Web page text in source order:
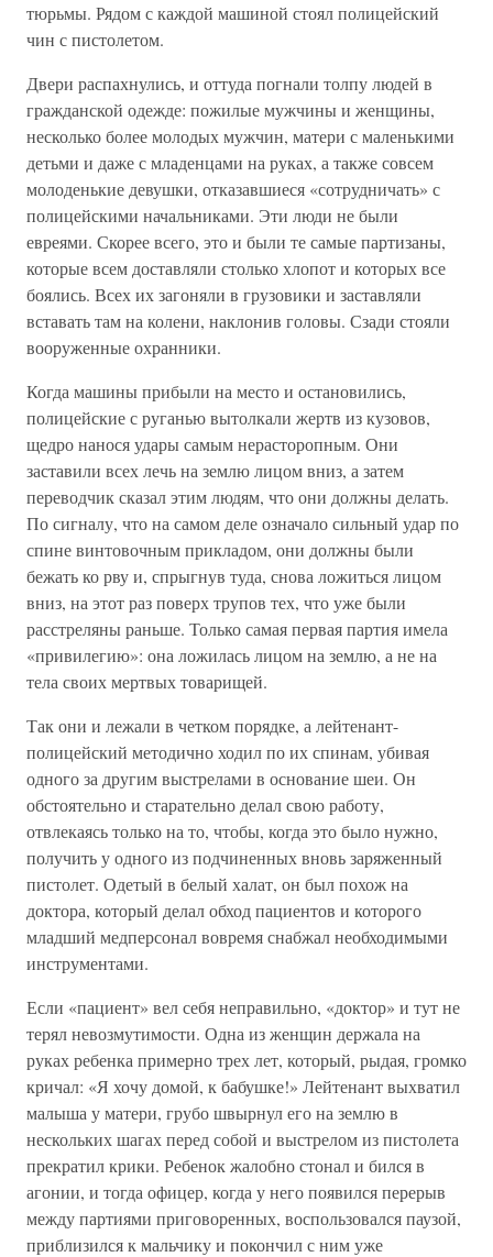
тюрьмы. Рядом с каждой машиной стоял полицейский
чин с пистолетом.
Двери распахнулись, и оттуда погнали толпу людей в
гражданской одежде: пожилые мужчины и женщины,
несколько более молодых мужчин, матери с маленькими
детьми и даже с младенцами на руках, а также совсем
молоденькие девушки, отказавшиеся «сотрудничать» с
полицейскими начальниками. Эти люди не были
евреями. Скорее всего, это и были те самые партизаны,
которые всем доставляли столько хлопот и которых все
боялись. Всех их загоняли в грузовики и заставляли
вставать там на колени, наклонив головы. Сзади стояли
вооруженные охранники.
Когда машины прибыли на место и остановились,
полицейские с руганью вытолкали жертв из кузовов,
щедро нанося удары самым нерасторопным. Они
заставили всех лечь на землю лицом вниз, а затем
переводчик сказал этим людям, что они должны делать.
По сигналу, что на самом деле означало сильный удар по
спине винтовочным прикладом, они должны были
бежать ко рву и, спрыгнув туда, снова ложиться лицом
вниз, на этот раз поверх трупов тех, что уже были
расстреляны раньше. Только самая первая партия имела
«привилегию»: она ложилась лицом на землю, а не на
тела своих мертвых товарищей.
Так они и лежали в четком порядке, а лейтенант-
полицейский методично ходил по их спинам, убивая
одного за другим выстрелами в основание шеи. Он
обстоятельно и старательно делал свою работу,
отвлекаясь только на то, чтобы, когда это было нужно,
получить у одного из подчиненных вновь заряженный
пистолет. Одетый в белый халат, он был похож на
доктора, который делал обход пациентов и которого
младший медперсонал вовремя снабжал необходимыми
инструментами.
Если «пациент» вел себя неправильно, «доктор» и тут не
терял невозмутимости. Одна из женщин держала на
руках ребенка примерно трех лет, который, рыдая, громко
кричал: «Я хочу домой, к бабушке!» Лейтенант выхватил
малыша у матери, грубо швырнул его на землю в
нескольких шагах перед собой и выстрелом из пистолета
прекратил крики. Ребенок жалобно стонал и бился в
агонии, и тогда офицер, когда у него появился перерыв
между партиями приговоренных, воспользовался паузой,
приблизился к мальчику и покончил с ним уже